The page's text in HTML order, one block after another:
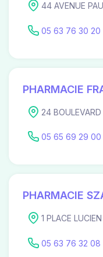
44 AVENUE
05 63 76 30 20
PHARMACIE
24
05 65 69 29 00
PHARMACIE
1 PLACE
05 63 76 32 08